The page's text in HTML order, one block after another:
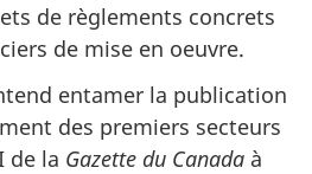
de règlements concrets
de mise en oeuvre.
entamer la publication
des premiers secteurs
de la Gazette du Canada à